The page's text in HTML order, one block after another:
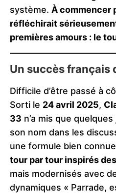
système. À commencer
réfléchirait
premières amours : le
Un succès français
Difficile d’être passé à
Sorti le 24 avril 2025,
33 n’a mis que
son nom dans les
une formule bien
tour par tour inspirés
mais modernisés avec
dynamiques « Parrade,